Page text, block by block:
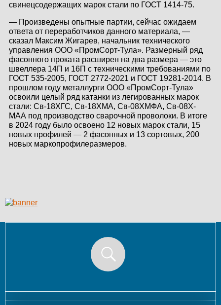
КОНТАКТЫ
ЛИЧНЫЙ КАБИНЕТ
ЛИЧНЫЙ КАБИНЕТ
КЛИЕНТА
свинецсодержащих марок стали по ГОСТ 1414-75.
— Произведены опытные партии, сейчас ожидаем
ответа от переработчиков данного материала, —
сказал Максим Жигарев, начальник технического
управления ООО «ПромСорт-Тула». Размерный ряд
фасонного проката расширен на два размера — это
швеллера 14П и 16П с техническими требованиями по
ГОСТ 535-2005, ГОСТ 2772-2021 и ГОСТ 19281-2014. В
прошлом году металлурги ООО «ПромСорт-Тула»
освоили целый ряд катанки из легированных марок
стали: Св-18ХГС, Св-18ХМА, Св-08ХМФА, Св-08Х-
МАА под производство сварочной проволоки. В итоге
в 2024 году было освоено 12 новых марок стали, 15
новых профилей — 2 фасонных и 13 сортовых, 200
новых маркопрофилеразмеров.